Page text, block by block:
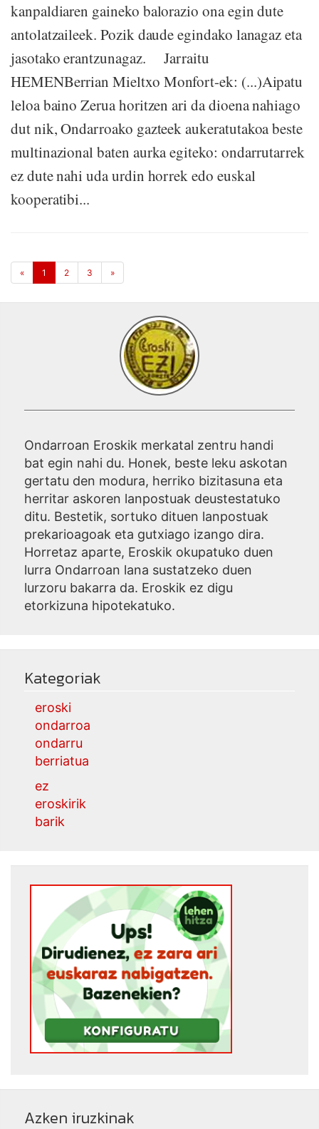
kanpaldiaren gaineko balorazio ona egin dute
antolatzaileek. Pozik daude egindako lanagaz eta
jasotako erantzunagaz. Jarraitu
HEMENBerrian Mieltxo Monfort-ek: (...)Aipatu
leloa baino Zerua horitzen ari da dioena nahiago
dut nik, Ondarroako gazteek aukeratutakoa beste
multinazional baten aurka egiteko: ondarrutarrek
ez dute nahi uda urdin horrek edo euskal
kooperatibi...
« 1 2 3 »
Ondarroan Eroskik merkatal zentru handi
bat egin nahi du. Honek, beste leku askotan
gertatu den modura, herriko bizitasuna eta
herritar askoren lanpostuak deustestatuko
ditu. Bestetik, sortuko dituen lanpostuak
prekarioagoak eta gutxiago izango dira.
Horretaz aparte, Eroskik okupatuko duen
lurra Ondarroan lana sustatzeko duen
lurzoru bakarra da. Eroskik ez digu
etorkizuna hipotekatuko.
Kategoriak
eroski
ondarroa
ondarru
berriatua
ez
eroskirik
barik
Azken iruzkinak